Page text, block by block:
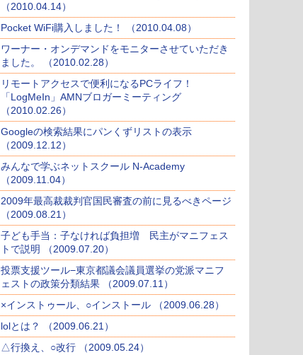
（2010.04.14）
Pocket WiFi購入しました！ （2010.04.08）
ワーナー・オンデマンドをモニターさせていただき
ました。 （2010.02.28）
リモートアクセスで便利になるPCライフ！
「LogMeIn」AMNブロガーミーティング
（2010.02.26）
Googleの検索結果にパンくずリストの表示
（2009.12.12）
みんなで学ぶネットスクール N-Academy
（2009.11.04）
2009年最高裁裁判官国民審査の前に見るべきページ
（2009.08.21）
子ども手当：子なければ負担増 民主がマニフェス
トで説明 （2009.07.20）
投票支援ツール−東京都議会議員選挙の党派マニフ
ェストの政策分類結果 （2009.07.11）
×インストゥール、○インストール （2009.06.28）
lolとは？ （2009.06.21）
△行換え、○改行 （2009.05.24）